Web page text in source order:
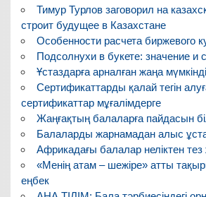
Тимур Турлов заговорил на
строит будущее в Казахстане
Особенности расчета биржевого
Подсолнухи в букете: значение и
Ұстаздарға арналған жаңа
Сертификаттарды қалай тегін
сертификаттар мұғалімдерге
Жаңғақтың балаларға пайдасын
Балаларды жарнамадан алыс
Африкадағы балалар неліктен тез
«Менің атам – шежіре» атты
еңбек